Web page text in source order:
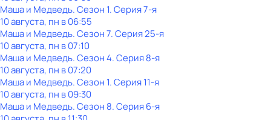
Маша и Медведь. Сезон 1. Серия 7-я
10 августа, пн в 06:55
Маша и Медведь. Сезон 7. Серия 25-я
10 августа, пн в 07:10
Маша и Медведь. Сезон 4. Серия 8-я
10 августа, пн в 07:20
Маша и Медведь. Сезон 1. Серия 11-я
10 августа, пн в 09:30
Маша и Медведь. Сезон 8. Серия 6-я